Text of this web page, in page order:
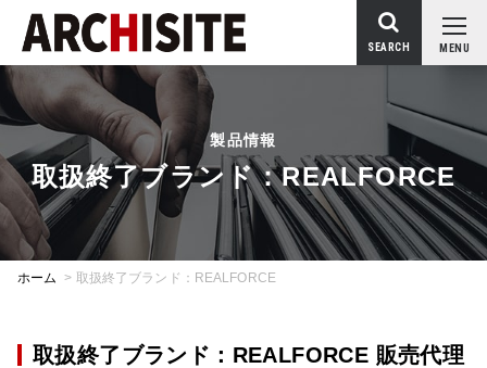
MENU
SEARCH
製品情報
取扱終了ブランド：REALFORCE
ホーム > 取扱終了ブランド：REALFORCE
取扱終了ブランド：REALFORCE 販売代理